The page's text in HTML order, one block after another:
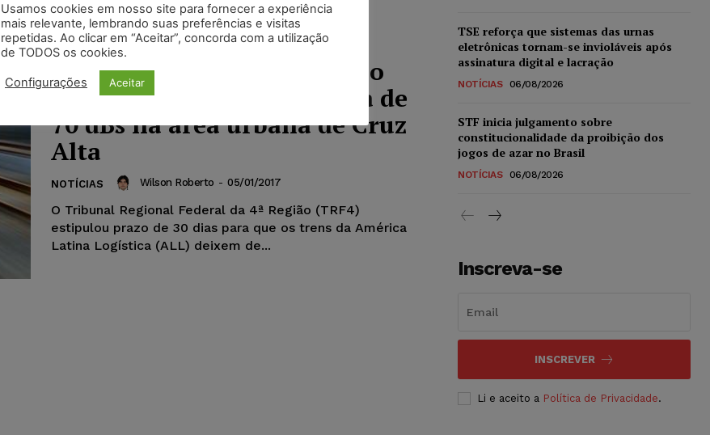
Trens da América Latina
Logística (ALL) não poderão
emitir sinais sonoros acima de
70 dBs na área urbana de Cruz
Alta
NOTÍCIAS Wilson Roberto - 05/01/2017
O Tribunal Regional Federal da 4ª Região (TRF4)
estipulou prazo de 30 dias para que os trens da América
Latina Logística (ALL) deixem de...
TSE reforça que sistemas das urnas
eletrônicas tornam-se invioláveis após
assinatura digital e lacração
NOTÍCIAS 06/08/2026
STF inicia julgamento sobre
constitucionalidade da proibição dos
jogos de azar no Brasil
NOTÍCIAS 06/08/2026
Inscreva-se
INSCREVER
Li e aceito a Política de Privacidade.
Usamos cookies em nosso site para fornecer a experiência
mais relevante, lembrando suas preferências e visitas
repetidas. Ao clicar em “Aceitar”, concorda com a utilização
de TODOS os cookies.
Configurações Aceitar